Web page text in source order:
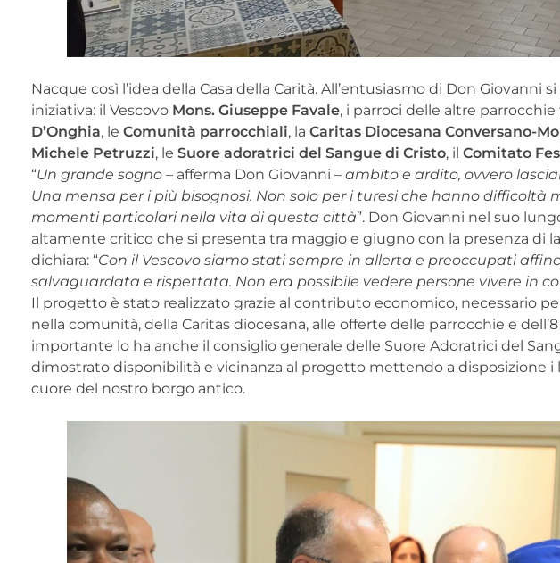
Nacque così l’idea della Casa della Carità. All’entusiasmo di Don
iniziativa: il Vescovo Mons. Giuseppe Favale, i parroci delle altre parrocchie
D’Onghia, le Comunità parrocchiali, la Caritas Diocesana Conversano-
Michele Petruzzi, le Suore adoratrici del Sangue di Cristo, il Comitato
“Un grande sogno – afferma Don Giovanni – ambito e ardito, ovvero
Una mensa per i più bisognosi. Non solo per i turesi che hanno
momenti particolari nella vita di questa città”. Don Giovanni nel suo
altamente critico che si presenta tra maggio e giugno con la presenza di
dichiara: “Con il Vescovo siamo stati sempre in allerta e preoccupati
salvaguardata e rispettata. Non era possibile vedere persone vivere in
Il progetto è stato realizzato grazie al contributo economico, necessario
nella comunità, della Caritas diocesana, alle offerte delle parrocchie e
importante lo ha anche il consiglio generale delle Suore Adoratrici del
dimostrato disponibilità e vicinanza al progetto mettendo a disposizione i
cuore del nostro borgo antico.